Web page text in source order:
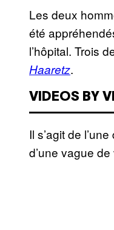
Les deux
été
l’hôpital. Trois
Haaretz.
VIDEOS BY
Il s’agit de
d’une vague